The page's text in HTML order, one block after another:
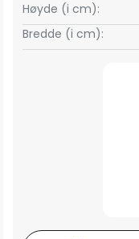
Bredde (i cm):
Høyde (i cm):